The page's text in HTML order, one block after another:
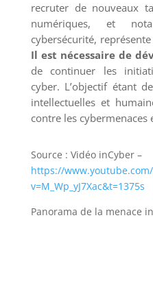
recruter de nouveaux
numériques, et
cybersécurité,
Il est nécessaire de
de continuer les
cyber. L’objectif étant
intellectuelles et
contre les
Source : Vidéo inCyber –
https://
v=M_Wp_yJ7Xac&t=1375s
Panorama de la menace